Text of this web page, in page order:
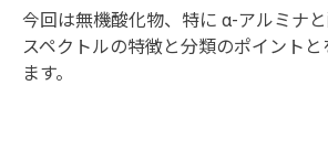
今回は無機酸化物、特に α-アルミナと
スペクトルの特徴と分類のポイント
ます。